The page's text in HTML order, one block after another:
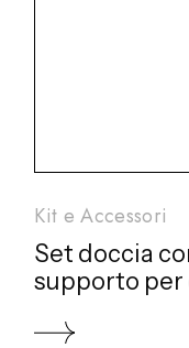
Kit e Accessori
Set doccia
supporto per